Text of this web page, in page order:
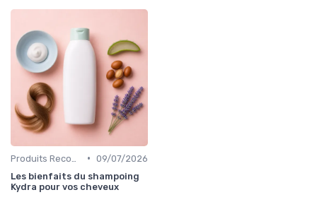
• 09/07/2026
Les bienfaits du shampoing
Kydra pour vos cheveux